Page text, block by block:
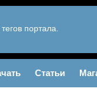
портала.
Статьи